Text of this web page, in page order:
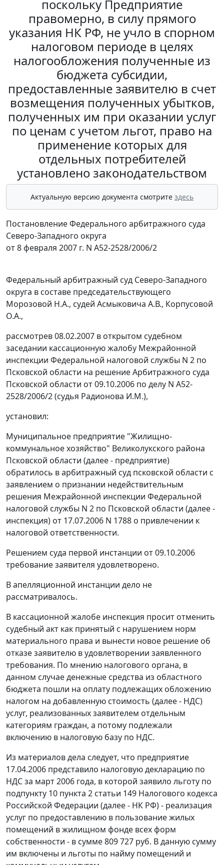
поскольку Предприятие
правомерно, в силу прямого
указания НК РФ, не учло в спорном
налоговом периоде в целях
налогообложения полученные из
бюджета субсидии,
предоставленные заявителю в счет
возмещения полученных убытков,
полученных им при оказании услуг
по ценам с учетом льгот, право на
применение которых для
отдельных потребителей
установлено законодательством
Актуальную версию документа смотрите здесь
Постановление Федерального арбитражного суда
Северо-Западного округа
от 8 февраля 2007 г. N А52-2528/2006/2
Федеральный арбитражный суд Северо-Западного
округа в составе председательствующего
Морозовой Н.А., судей Асмыковича А.В., Корпусовой
О.А.,
рассмотрев 08.02.2007 в открытом судебном
заседании кассационную жалобу Межрайонной
инспекции Федеральной налоговой службы N 2 по
Псковской области на решение Арбитражного суда
Псковской области от 09.10.2006 по делу N А52-
2528/2006/2 (судья Радионова И.М.),
установил:
Муниципальное предприятие "Жилищно-
коммунальное хозяйство" Великолукского района
Псковской области (далее - предприятие)
обратилось в арбитражный суд псковской области с
заявлением о признании недействительным
решения Межрайонной инспекции Федеральной
налоговой службы N 2 по Псковской области (далее -
инспекция) от 17.07.2006 N 1788 о привлечении к
налоговой ответственности.
Решением суда первой инстанции от 09.10.2006
требование заявителя удовлетворено.
В апелляционной инстанции дело не
рассматривалось.
В кассационной жалобе инспекция просит отменить
судебный акт как принятый с нарушением норм
материального права и вынести новое решение об
отказе заявителю в удовлетворении заявленного
требования. По мнению налогового органа, в
данном случае денежные средства из областного
бюджета пошли на оплату подлежащих обложению
налогом на добавленную стоимость (далее - НДС)
услуг, реализованных заявителем отдельным
категориям граждан, а потому подлежали
включению в налоговую базу по НДС.
Из материалов дела следует, что предприятие
17.04.2006 представило налоговую декларацию по
НДС за март 2006 года, в которой заявило льготу по
подпункту 10 пункта 2 статьи 149 Налогового кодекса
Российской Федерации (далее - НК РФ) - реализация
услуг по предоставлению в пользование жилых
помещений в жилищном фонде всех форм
собственности - в сумме 809 727 руб. В данную сумму
им включены и льготы по найму помещений и